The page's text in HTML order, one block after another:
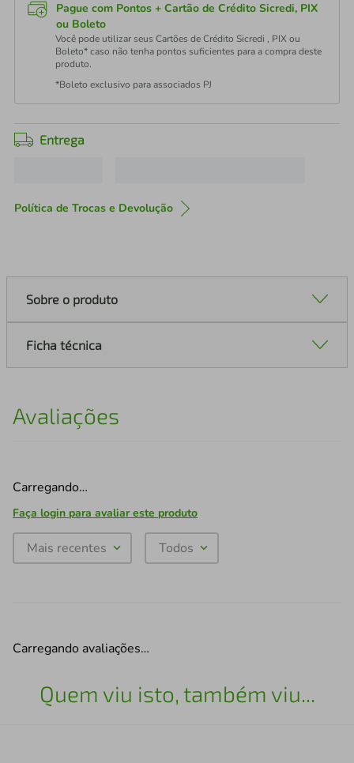
Pague com Pontos + Cartão de Crédito Sicredi, PIX
ou Boleto
Você pode utilizar seus Cartões de Crédito Sicredi , PIX ou
Boleto* caso não tenha pontos suficientes para a compra deste
produto.
*Boleto exclusivo para associados PJ
Entrega
Política de Trocas e Devolução
Sobre o produto
Ficha técnica
Avaliações
Carregando…
Faça login para avaliar este produto
Mais recentes Todos
Carregando avaliações…
Quem viu isto, também viu...